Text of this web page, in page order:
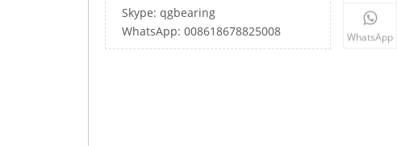
Skype: qgbearing
WhatsApp: 008618678825008
WhatsApp